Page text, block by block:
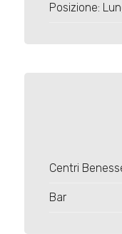
Posizione:
Centri
Bar